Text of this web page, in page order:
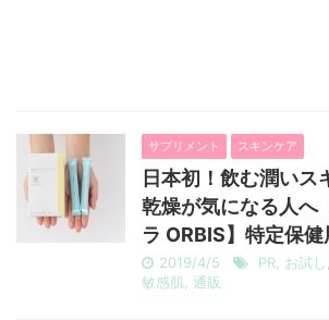
サプリメント スキンケア
日本初！飲む潤いス
乾燥が気になる人へ
ラ ORBIS】特定保
2019/4/5 PR お試し
敏感肌 通販